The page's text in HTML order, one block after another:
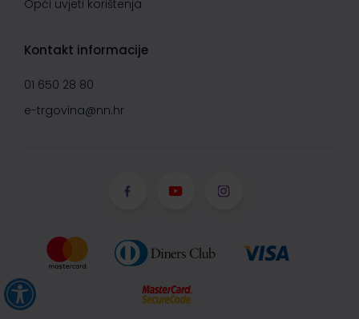
Opći uvjeti korištenja
Kontakt informacije
01 650 28 80
e-trgovina@nn.hr